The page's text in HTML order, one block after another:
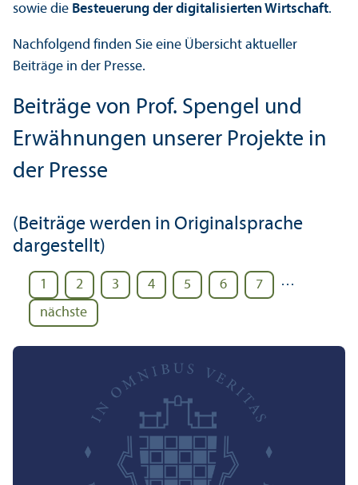
sowie die Besteuerung der digitalisierten Wirtschaft.
Nachfolgend finden Sie eine Über­sicht aktueller
Beiträge in der Presse.
Beiträge von Prof. Spengel und
Erwähnungen unserer Projekte in
der Presse
(Beiträge werden in Originalsprache
dargestellt)
1 2 3 4 5 6 7 …
nächste